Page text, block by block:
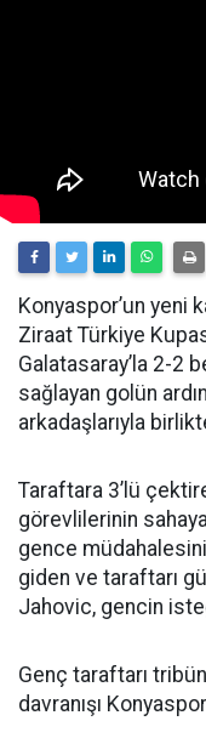
Konyaspor’un yeni
Ziraat Türkiye
Galatasaray’la 2-2
sağlayan golün
arkadaşlarıyla
Taraftara 3’lü
görevlilerinin
gence
giden ve taraftarı
Jahovic, gencin
Genç taraftarı
davranışı